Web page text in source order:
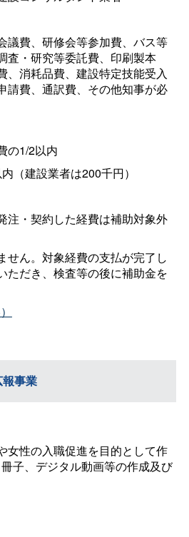
議費、研修会等参加費、バス等
査・研究等委託費、印刷製本
、消耗品費、建設特定技能受入
請費、通訳費、その他知事が必
の1/2以内
（建設業者は200千円）
注・契約した経費は補助対象外
せん。対象経費の支払が完了し
ただき、検査等の後に補助金を
事業
女性の入職促進を目的として作
子、デジタル動画等の作成及び